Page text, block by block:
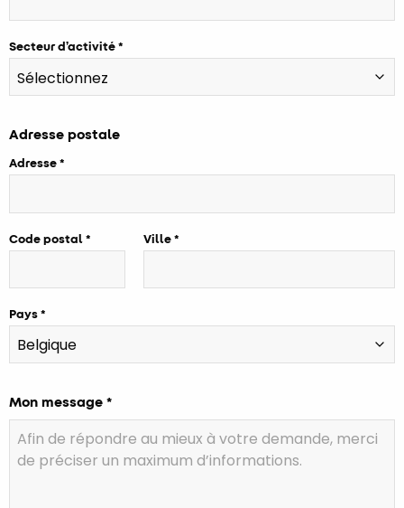
Secteur d’activité
Adresse postale
Adresse
Code postal Ville
Pays
Mon message *